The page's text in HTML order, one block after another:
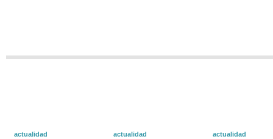
actualidad
actualidad
actualidad